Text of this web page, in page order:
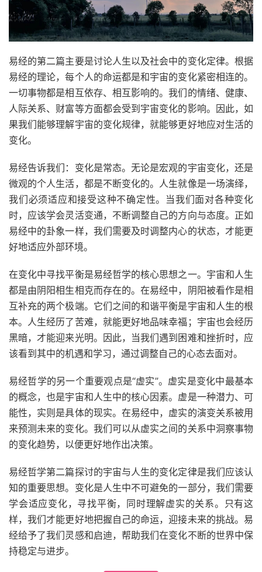
易经的第二篇主要是讨论人生以及社会中的变化定律。根据
易经的理论，每个人的命运都是和宇宙的变化紧密相连的。
一切事物都是相互依存、相互影响的。我们的情绪、健康、
人际关系、财富等方面都会受到宇宙变化的影响。因此，如
果我们能够理解宇宙的变化规律，就能够更好地应对生活的
变化。
易经告诉我们：变化是常态。无论是宏观的宇宙变化，还是
微观的个人生活，都是不断变化的。人生就像是一场演绎，
我们必须适应和接受这种不确定性。当我们面对各种变化
时，应该学会灵活变通，不断调整自己的方向与态度。正如
易经中的卦象一样，我们需要及时调整内心的状态，才能更
好地适应外部环境。
在变化中寻找平衡是易经哲学的核心思想之一。宇宙和人生
都是由阴阳相生相克而存在的。在易经中，阴阳被看作是相
互补充的两个极端。它们之间的和谐平衡是宇宙和人生的根
本。人生经历了苦难，就能更好地品味幸福；宇宙也会经历
黑暗，才能迎来光明。因此，当我们遇到困难和挫折时，应
该看到其中的机遇和学习，通过调整自己的心态去面对。
易经哲学的另一个重要观点是“虚实”。虚实是变化中最基本
的概念，也是宇宙和人生中的核心因素。虚是一种潜力、可
能性，实则是具体的现实。在易经中，虚实的演变关系被用
来预测未来的变化。我们可以从虚实之间的关系中洞察事物
的变化趋势，以便更好地作出决策。
易经哲学第二篇探讨的宇宙与人生的变化定律是我们应该认
知的重要思想。变化是人生中不可避免的一部分，我们需要
学会适应变化，寻找平衡，同时理解虚实的关系。只有这
样，我们才能更好地把握自己的命运，迎接未来的挑战。易
经给予了我们灵感和启迪，帮助我们在变化不断的世界中保
持稳定与进步。